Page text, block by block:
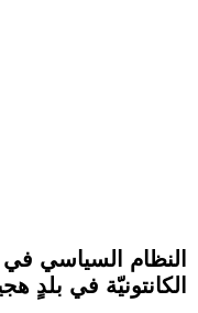
النظام السياسي في
الكانتونيّة في بلدٍ